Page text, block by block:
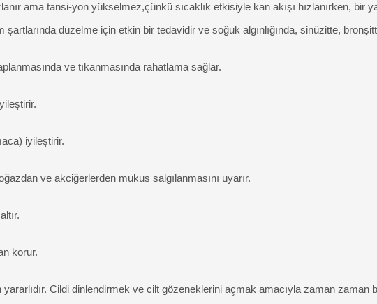
ama tansi-yon yükselmez,çünkü sıcaklık etkisiyle kan akışı hızlanırken,
düzelme için etkin bir tedavidir ve soğuk algınlığında, sinüzitte,
ve tıkanmasında rahatlama sağlar.
iyileştirir.
ve akciğerlerden mukus salgılanmasını uyarır.
korur.
Cildi dinlendirmek ve cilt gözeneklerini açmak amacıyla zaman